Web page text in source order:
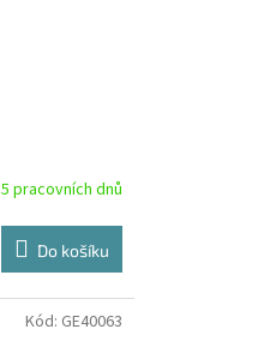
pracovních dnů
Do košíku
Kód: GE40063